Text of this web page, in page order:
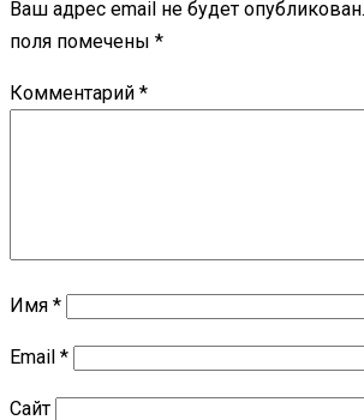
Ваш адрес email не будет опубликован.
поля помечены *
Комментарий *
Имя *
Email *
Сайт